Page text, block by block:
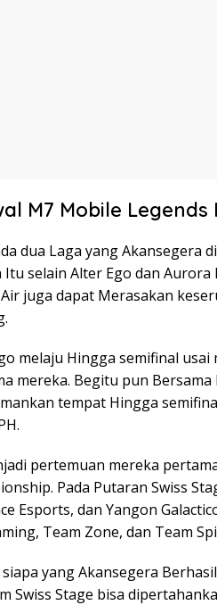
M7 Mobile
dua Laga yang Akansegera
Itu selain Alter Ego dan
juga dapat Merasakan
melaju Hingga semifinal usai
mereka. Begitu pun
tempat Hingga
pertemuan mereka
Pada Putaran Swiss
Esports, dan Yangon
Team Zone, dan Team
yang Akansegera
Swiss Stage bisa